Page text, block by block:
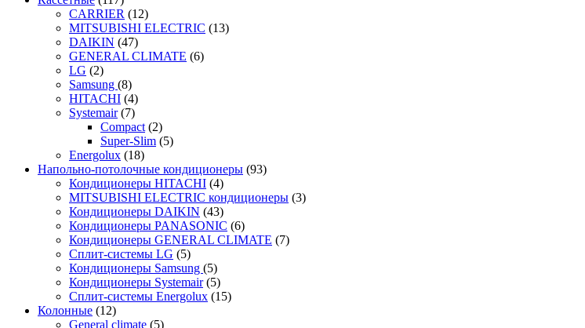
CARRIER (12)
MITSUBISHI ELECTRIC (13)
DAIKIN (47)
GENERAL CLIMATE (6)
LG (2)
Samsung (8)
HITACHI (4)
Systemair (7)
Compact (2)
Super-Slim (5)
Energolux (18)
Напольно-потолочные кондиционеры (93)
Кондиционеры HITACHI (4)
MITSUBISHI ELECTRIC кондиционеры (3)
Кондиционеры DAIKIN (43)
Кондиционеры PANASONIC (6)
Кондиционеры GENERAL CLIMATE (7)
Сплит-системы LG (5)
Кондиционеры Samsung (5)
Кондиционеры Systemair (5)
Сплит-системы Energolux (15)
Колонные (12)
General climate (5)